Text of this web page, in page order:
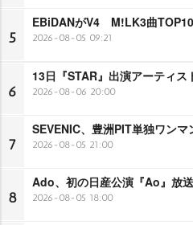
5
EBiDANがV4 M!LK3曲TOP10
2026-08-05 09:21
6
13日『STAR』出演アーティス
2026-08-06 20:00
7
SEVENIC、豊洲PIT単独ワンマ
2026-08-05 21:00
8
Ado、初の日産公演『Ao』放
2026-08-05 18:00